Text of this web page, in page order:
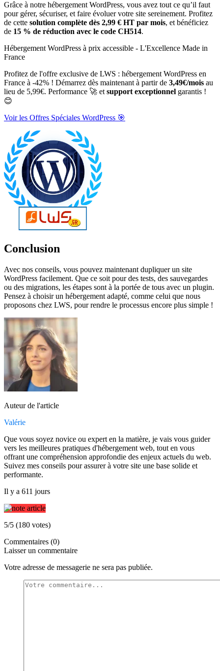
Grâce à notre hébergement WordPress, vous avez tout ce qu’il faut
pour gérer, sécuriser, et faire évoluer votre site sereinement. Profitez
de cette solution complète dès 2,99 € HT par mois, et bénéficiez
de 15 % de réduction avec le code CH514.
Hébergement WordPress à prix accessible - L'Excellence Made in
France
Profitez de l'offre exclusive de LWS : hébergement WordPress en
France à -42% ! Démarrez dès maintenant à partir de 3,49€/mois au
lieu de 5,99€. Performance 🚀 et support exceptionnel garantis !
😊
Voir les Offres Spéciales WordPress 🎯
Conclusion
Avec nos conseils, vous pouvez maintenant dupliquer un site
WordPress facilement. Que ce soit pour des tests, des sauvegardes
ou des migrations, les étapes sont à la portée de tous avec un plugin.
Pensez à choisir un hébergement adapté, comme celui que nous
proposons chez LWS, pour rendre le processus encore plus simple !
Auteur de l'article
Valérie
Que vous soyez novice ou expert en la matière, je vais vous guider
vers les meilleures pratiques d'hébergement web, tout en vous
offrant une compréhension approfondie des enjeux actuels du web.
Suivez mes conseils pour assurer à votre site une base solide et
performante.
Il y a 611 jours
5/5 (180 votes)
Commentaires (0)
Laisser un commentaire
Votre adresse de messagerie ne sera pas publiée.